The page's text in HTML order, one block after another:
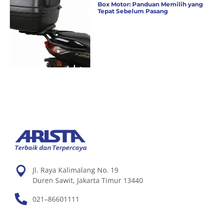
Box Motor: Panduan Memilih yang
Tepat Sebelum Pasang
Jl. Raya Kalimalang No. 19
Duren Sawit, Jakarta Timur 13440
021–86601111